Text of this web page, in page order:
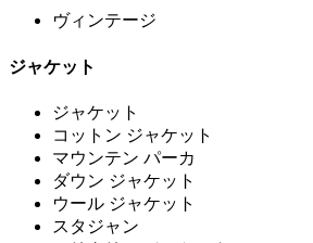
ヴィンテージ
ジャケット
ジャケット
コットン ジャケット
マウンテン パーカ
ダウン ジャケット
ウール ジャケット
スタジャン